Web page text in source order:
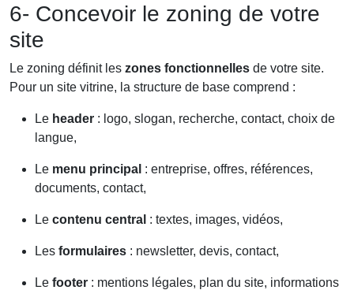
6- Concevoir le zoning de votre
site
Le zoning définit les zones fonctionnelles de votre site.
Pour un site vitrine, la structure de base comprend :
Le header : logo, slogan, recherche, contact, choix de
langue,
Le menu principal : entreprise, offres, références,
documents, contact,
Le contenu central : textes, images, vidéos,
Les formulaires : newsletter, devis, contact,
Le footer : mentions légales, plan du site, informations